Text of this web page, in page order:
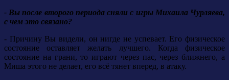
- Вы после второго периода сняли с игры Михаила Чурляева,
с чем это связано?
- Причину Вы видели, он нигде не успевает. Его физическое
состояние оставляет желать лучшего. Когда физическое
состояние на грани, то играют через пас, через ближнего, а
Миша этого не делает, его всё тянет вперед, в атаку.